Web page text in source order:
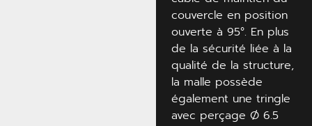
couvercle en position
ouverte à 95°. En plus
de la sécurité liée à la
qualité de la structure,
la malle possède
également une tringle
avec perçage Ø 6.5